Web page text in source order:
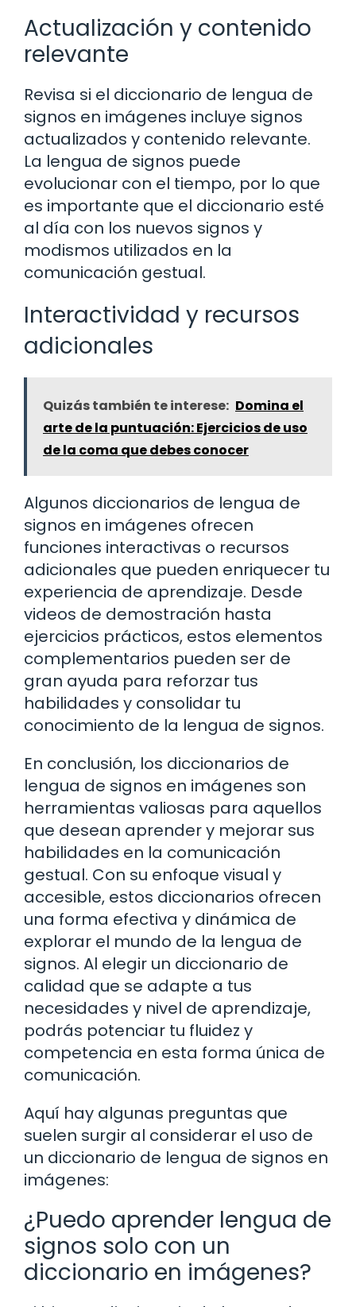
Actualización y contenido
relevante
Revisa si el diccionario de lengua de
signos en imágenes incluye signos
actualizados y contenido relevante.
La lengua de signos puede
evolucionar con el tiempo, por lo que
es importante que el diccionario esté
al día con los nuevos signos y
modismos utilizados en la
comunicación gestual.
Interactividad y recursos
adicionales
Quizás también te interese: Domina el
arte de la puntuación: Ejercicios de uso
de la coma que debes conocer
Algunos diccionarios de lengua de
signos en imágenes ofrecen
funciones interactivas o recursos
adicionales que pueden enriquecer tu
experiencia de aprendizaje. Desde
videos de demostración hasta
ejercicios prácticos, estos elementos
complementarios pueden ser de
gran ayuda para reforzar tus
habilidades y consolidar tu
conocimiento de la lengua de signos.
En conclusión, los diccionarios de
lengua de signos en imágenes son
herramientas valiosas para aquellos
que desean aprender y mejorar sus
habilidades en la comunicación
gestual. Con su enfoque visual y
accesible, estos diccionarios ofrecen
una forma efectiva y dinámica de
explorar el mundo de la lengua de
signos. Al elegir un diccionario de
calidad que se adapte a tus
necesidades y nivel de aprendizaje,
podrás potenciar tu fluidez y
competencia en esta forma única de
comunicación.
Aquí hay algunas preguntas que
suelen surgir al considerar el uso de
un diccionario de lengua de signos en
imágenes:
¿Puedo aprender lengua de
signos solo con un
diccionario en imágenes?